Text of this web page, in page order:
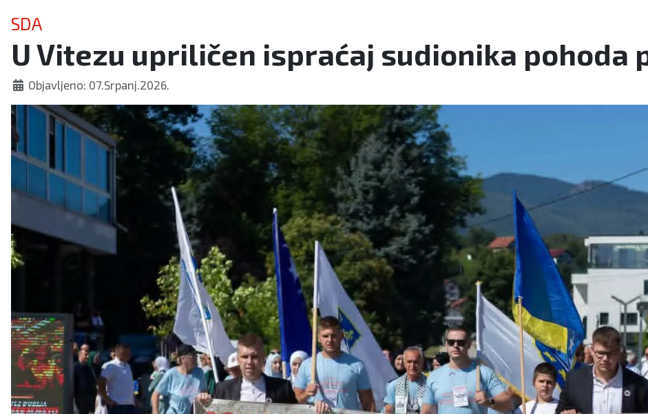
SDA
U Vitezu upriličen ispraćaj sudionika pohoda
Objavljeno: 07.Srpanj.2026.